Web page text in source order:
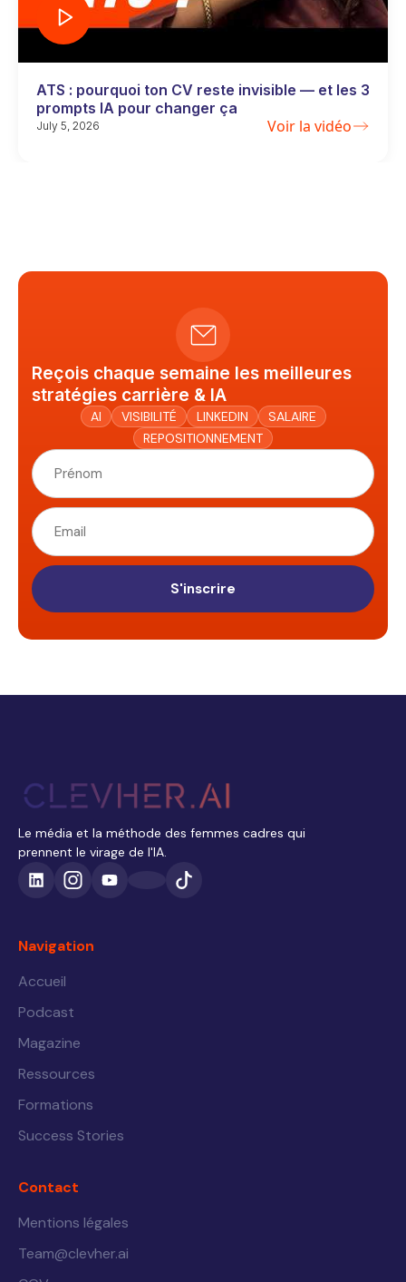
ATS : pourquoi ton CV reste invisible — et les 3
prompts IA pour changer ça
July 5, 2026 Voir la vidéo
Reçois chaque semaine les meilleures
stratégies carrière & IA
AI VISIBILITÉ LINKEDIN
SALAIRE
REPOSITIONNEMENT
S'inscrire
Le média et la méthode des femmes cadres qui
prennent le virage de l'IA.
Navigation
Accueil
Podcast
Magazine
Ressources
Formations
Success Stories
Contact
Mentions légales
Team@clevher.ai